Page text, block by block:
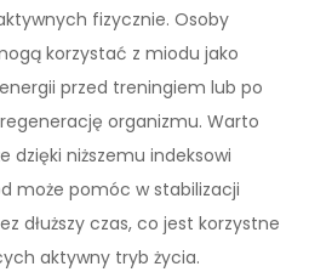
fizycznie. Osoby
korzystać z miodu jako
przed treningiem lub po
organizmu. Warto
dzięki niższemu indeksowi
może pomóc w stabilizacji
dłuższy czas, co jest korzystne
aktywny tryb życia.